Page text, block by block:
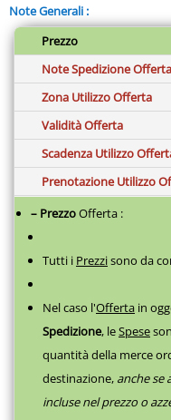
Tjunction 100 °C
Versione degli slot PCI
Memoria
RAM installata 8 GB
Tipo di RAM LPDDR4x-
RAM massima supportata
Velocità memoria 3200
Fattore di forma memoria
Display
Dimensioni schermo 33,8
Risoluzione del display
Touch screen No
Tipo di pannello IPS
Tipologia HD Full HD
Retroilluminazione a LED Sì
Marca degli altoparlanti
Microfono incorporato Sì
Connettività
Quantità di porte USB 3.2
Versione HDMI 2.0b
Quantità di porte 3
Note Generali :
Prezzo
Note Spedizione Offerta
Zona Utilizzo Offerta
Validità Offerta
Scadenza Utilizzo
Prenotazione Utilizzo
– PrezzoOfferta :
Tutti i Prezzisono da
Nel caso l'Offerta in
Spedizione, leSpese
quantità della merce
destinazione, anche se
incluse nel prezzo o